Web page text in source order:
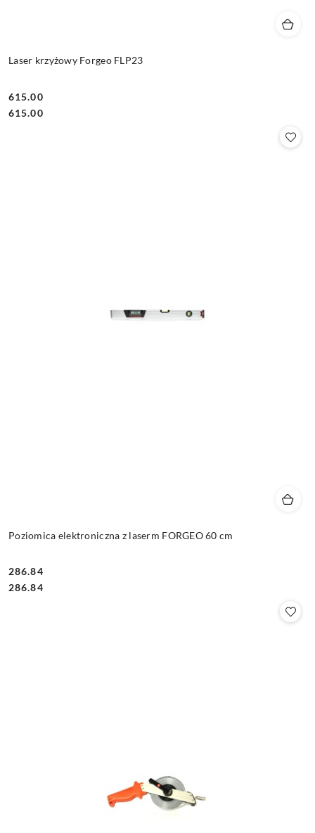
Laser krzyżowy Forgeo FLP23
Cena:
615.00
Cena:
615.00
Poziomica elektroniczna z laserm FORGEO 60 cm
Cena:
286.84
Cena:
286.84